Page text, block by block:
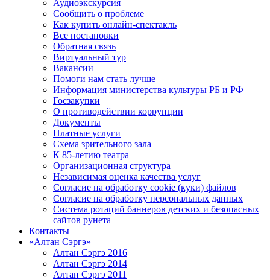
Аудиоэкскурсия
Сообщить о проблеме
Как купить онлайн-спектакль
Все постановки
Обратная связь
Виртуальный тур
Вакансии
Помоги нам стать лучше
Информация министерства культуры РБ и РФ
Госзакупки
О противодействии коррупции
Документы
Платные услуги
Схема зрительного зала
К 85-летию театра
Организационная структура
Независимая оценка качества услуг
Согласие на обработку cookie (куки) файлов
Согласие на обработку персональных данных
Система ротаций баннеров детских и безопасных
сайтов рунета
Контакты
«Алтан Сэргэ»
Алтан Сэргэ 2016
Алтан Сэргэ 2014
Алтан Сэргэ 2011